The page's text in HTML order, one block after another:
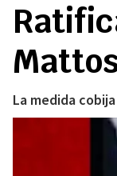
La medida